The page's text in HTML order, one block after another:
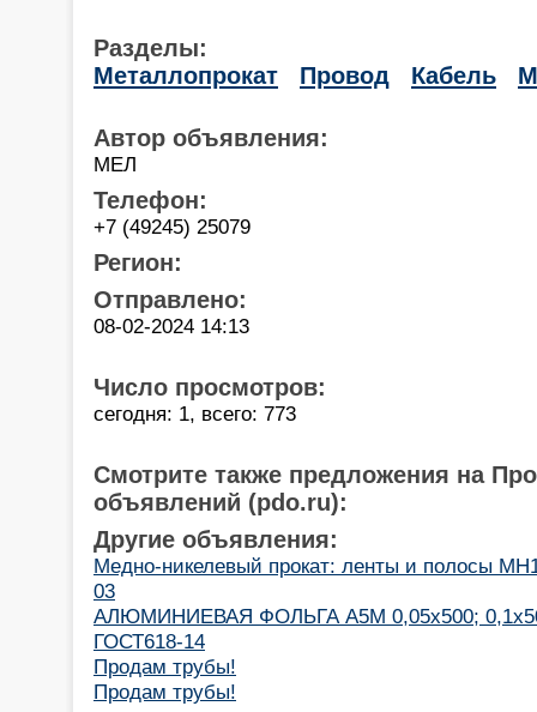
Разделы:
Металлопрокат
Провод Кабель
Автор объявления:
МЕЛ
Телефон:
+7 (49245) 25079
Регион:
Отправлено:
08-02-2024 14:13
Число просмотров:
сегодня: 1, всего: 773
Смотрите также предложения на
объявлений (pdo.ru):
Другие объявления:
Медно-никелевый прокат: ленты и полосы
03
АЛЮМИНИЕВАЯ ФОЛЬГА А5М 0,05х500;
ГОСТ618-14
Продам трубы!
Продам трубы!